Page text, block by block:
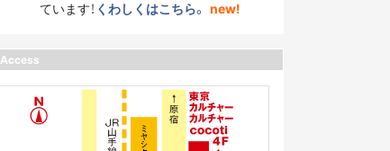
ています！ くわしくはこちら。 new!
Access